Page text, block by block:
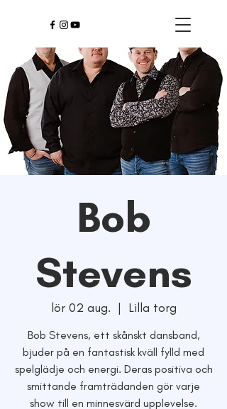
Bob
Stevens
lör 02 aug.
  |
Lilla torg
Bob Stevens, ett skånskt dansband,
bjuder på en fantastisk kväll fylld med
spelglädje och energi. Deras positiva och
smittande framträdanden gör varje
show till en minnesvärd upplevelse.